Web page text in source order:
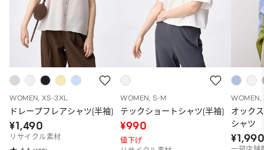
WOMEN, XS-3XL
ドレープフレアシャツ(半袖)
¥1,490
リサイクル素材
WOMEN, S-M
テックショートシャツ(半袖)
¥990
値下げ
WOMEN,
オック
シャツ